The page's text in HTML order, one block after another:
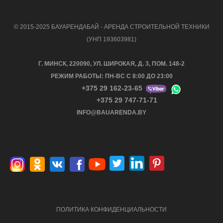
© 2015-2025 БАУАРЕНДАБАЙ - АРЕНДА СТРОИТЕЛЬНОЙ ТЕХНИКИ
(УНП 193603981)
Г. МИНСК, 220090, УЛ. ШИРОКАЯ, Д. 3, ПОМ. 148-2
РЕЖИМ РАБОТЫ: ПН-ВС С 8:00 ДО 23:00
+375 29 162-23-65
+375 29 747-71-71
INFO@BAUARENDA.BY
ПОЛИТИКА КОНФИДЕНЦИАЛЬНОСТИ